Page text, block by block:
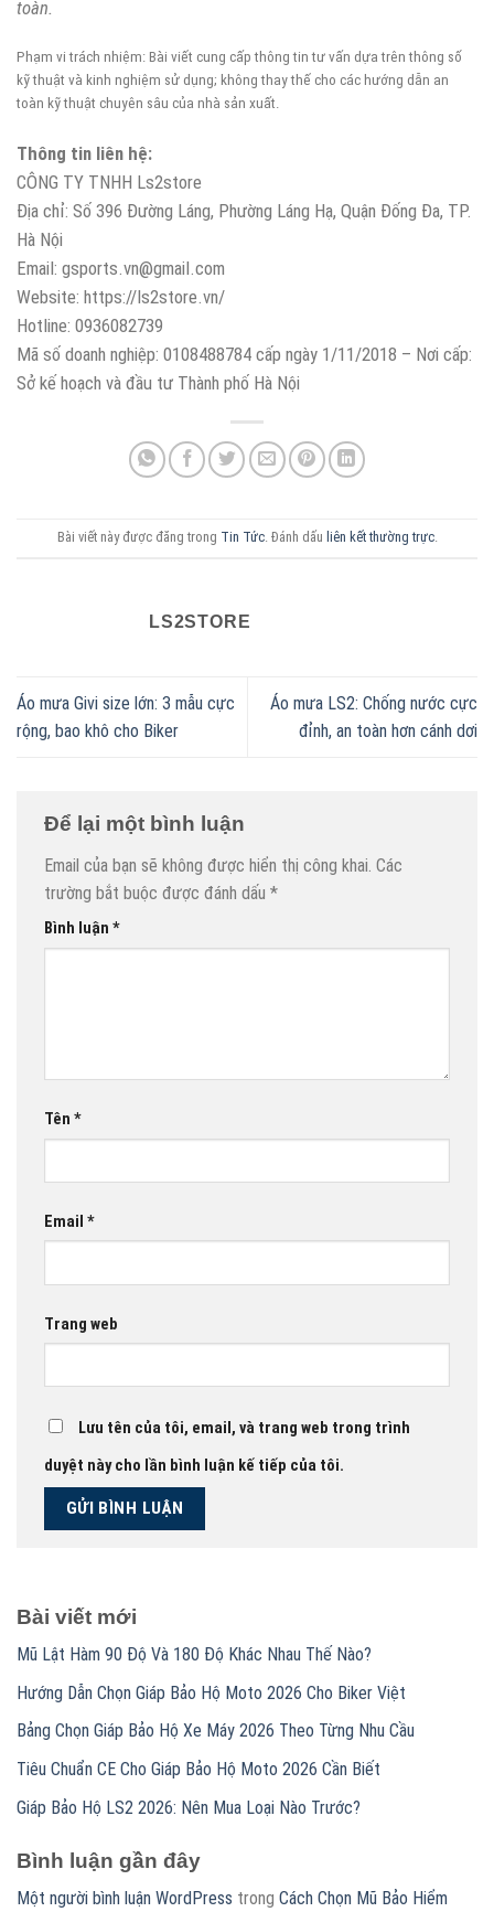
toàn.
Phạm vi trách nhiệm: Bài viết cung cấp thông tin tư vấn dựa trên thông số
kỹ thuật và kinh nghiệm sử dụng; không thay thế cho các hướng dẫn an
toàn kỹ thuật chuyên sâu của nhà sản xuất.
Thông tin liên hệ:
CÔNG TY TNHH Ls2store
Địa chỉ: Số 396 Đường Láng, Phường Láng Hạ, Quận Đống Đa, TP.
Hà Nội
Email: gsports.vn@gmail.com
Website: https://ls2store.vn/
Hotline: 0936082739
Mã số doanh nghiệp: 0108488784 cấp ngày 1/11/2018 – Nơi cấp:
Sở kế hoạch và đầu tư Thành phố Hà Nội
Bài viết này được đăng trong Tin Tức. Đánh dấu liên kết thường trực.
LS2STORE
Áo mưa Givi size lớn: 3 mẫu cực
rộng, bao khô cho Biker
Áo mưa LS2: Chống nước cực
đỉnh, an toàn hơn cánh dơi
Để lại một bình luận
Email của bạn sẽ không được hiển thị công khai. Các
trường bắt buộc được đánh dấu *
Bình luận *
Tên *
Email *
Trang web
Lưu tên của tôi, email, và trang web trong trình
duyệt này cho lần bình luận kế tiếp của tôi.
Bài viết mới
Mũ Lật Hàm 90 Độ Và 180 Độ Khác Nhau Thế Nào?
Hướng Dẫn Chọn Giáp Bảo Hộ Moto 2026 Cho Biker Việt
Bảng Chọn Giáp Bảo Hộ Xe Máy 2026 Theo Từng Nhu Cầu
Tiêu Chuẩn CE Cho Giáp Bảo Hộ Moto 2026 Cần Biết
Giáp Bảo Hộ LS2 2026: Nên Mua Loại Nào Trước?
Bình luận gần đây
Một người bình luận WordPress trong Cách Chọn Mũ Bảo Hiểm